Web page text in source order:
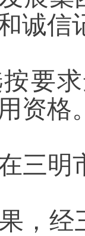
诚信
要
资格
三明
，经